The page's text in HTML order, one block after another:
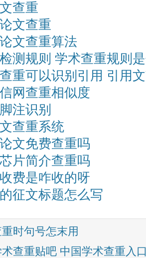
查重
文查重
文查重算法
测规则 学术查重规则
重可以识别引用 引用
网查重相似度
注识别
查重系统
文免费查重吗
片简介查重吗
费是咋收的呀
征文标题怎么写
时句号怎末用
查重贴吧 中国学术查重入